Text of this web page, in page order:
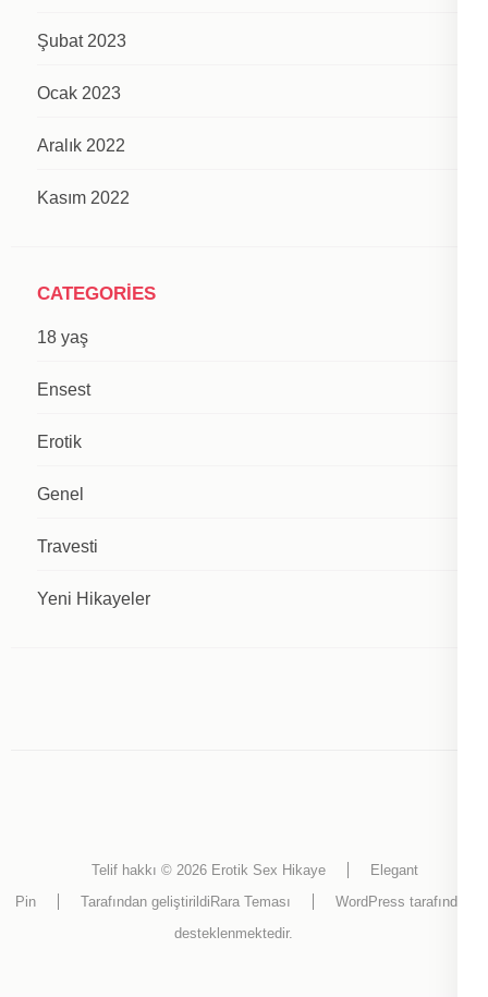
Şubat 2023
Ocak 2023
Aralık 2022
Kasım 2022
CATEGORIES
18 yaş
Ensest
Erotik
Genel
Travesti
Yeni Hikayeler
Telif hakkı © 2026 Erotik Sex Hikaye
Elegant
Pin
Tarafından geliştirildi Rara Teması WordPress tarafından
desteklenmektedir.